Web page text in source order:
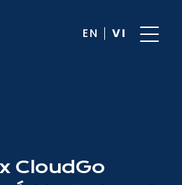
EN VI
CloudGo